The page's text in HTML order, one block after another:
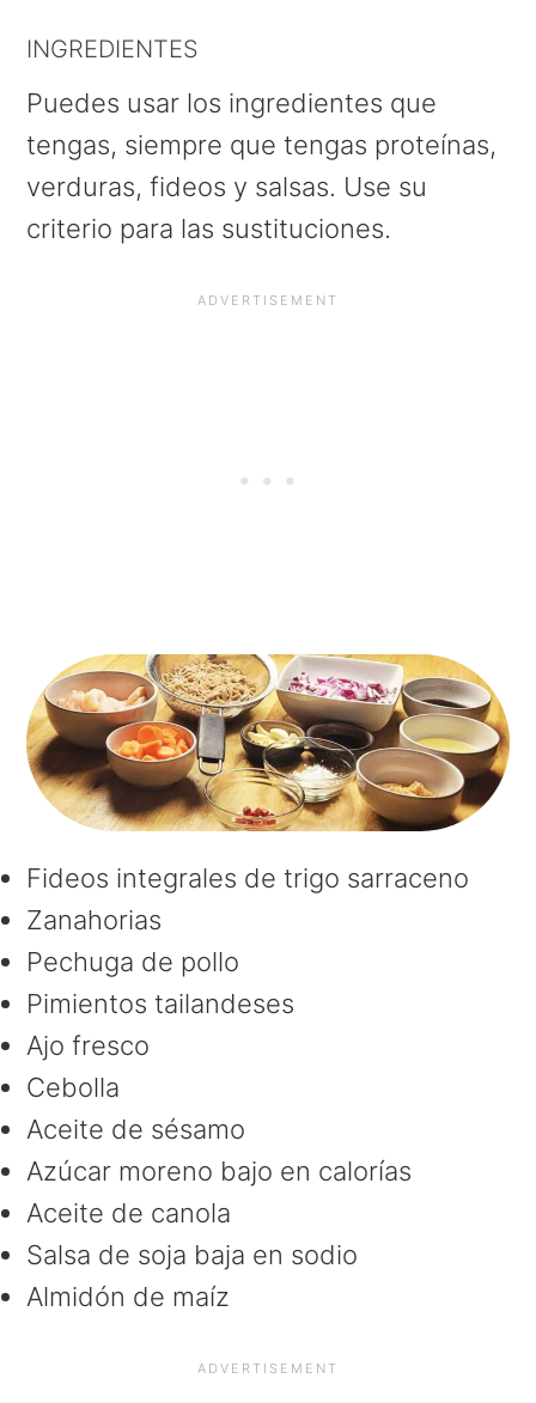
INGREDIENTES
Puedes usar los ingredientes que
tengas, siempre que tengas proteínas,
verduras, fideos y salsas. Use su
criterio para las sustituciones.
Fideos integrales de trigo sarraceno
Zanahorias
Pechuga de pollo
Pimientos tailandeses
Ajo fresco
Cebolla
Aceite de sésamo
Azúcar moreno bajo en calorías
Aceite de canola
Salsa de soja baja en sodio
Almidón de maíz